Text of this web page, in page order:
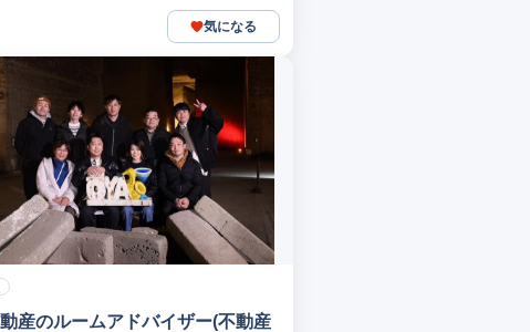
気になる
動産のルームアドバイザー(不動産